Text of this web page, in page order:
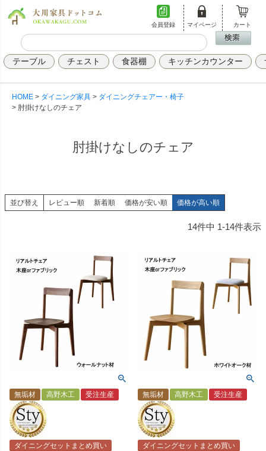
会員登録 マイページ カート
テーブル チェスト 食器棚 キッチンカウンター
HOME ダイニング家具
ダイニングチェアー・椅子
肘掛けなしのチェア
肘掛けなしのチェア
並び替え レビュー順 新着順 価格が安い順 価格が高い順
14件中 1-14件表示
無垢材 高野木工 受注生産
ダイニングセットまとめ買い
無垢材 高野木工 受注生産
ダイニングセットまとめ買い